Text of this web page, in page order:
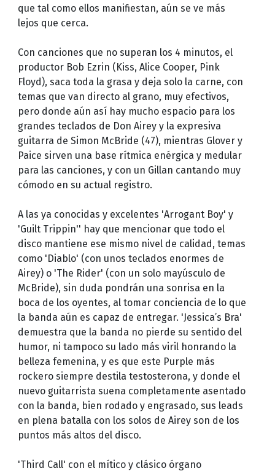
que tal como ellos manifiestan, aún se ve más
lejos que cerca.
Con canciones que no superan los 4 minutos, el
productor Bob Ezrin (Kiss, Alice Cooper, Pink
Floyd), saca toda la grasa y deja solo la carne, con
temas que van directo al grano, muy efectivos,
pero donde aún así hay mucho espacio para los
grandes teclados de Don Airey y la expresiva
guitarra de Simon McBride (47), mientras Glover y
Paice sirven una base rítmica enérgica y medular
para las canciones, y con un Gillan cantando muy
cómodo en su actual registro.
A las ya conocidas y excelentes 'Arrogant Boy' y
'Guilt Trippin'' hay que mencionar que todo el
disco mantiene ese mismo nivel de calidad, temas
como 'Diablo' (con unos teclados enormes de
Airey) o 'The Rider' (con un solo mayúsculo de
McBride), sin duda pondrán una sonrisa en la
boca de los oyentes, al tomar conciencia de lo que
la banda aún es capaz de entregar. 'Jessica’s Bra'
demuestra que la banda no pierde su sentido del
humor, ni tampoco su lado más viril honrando la
belleza femenina, y es que este Purple más
rockero siempre destila testosterona, y donde el
nuevo guitarrista suena completamente asentado
con la banda, bien rodado y engrasado, sus leads
en plena batalla con los solos de Airey son de los
puntos más altos del disco.
'Third Call' con el mítico y clásico órgano